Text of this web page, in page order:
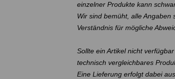
einzelner Produkte kann
Wir sind bemüht, alle
Verständnis für mögliche
Sollte ein Artikel nicht
technisch vergleichbares
Eine Lieferung erfolgt dabei